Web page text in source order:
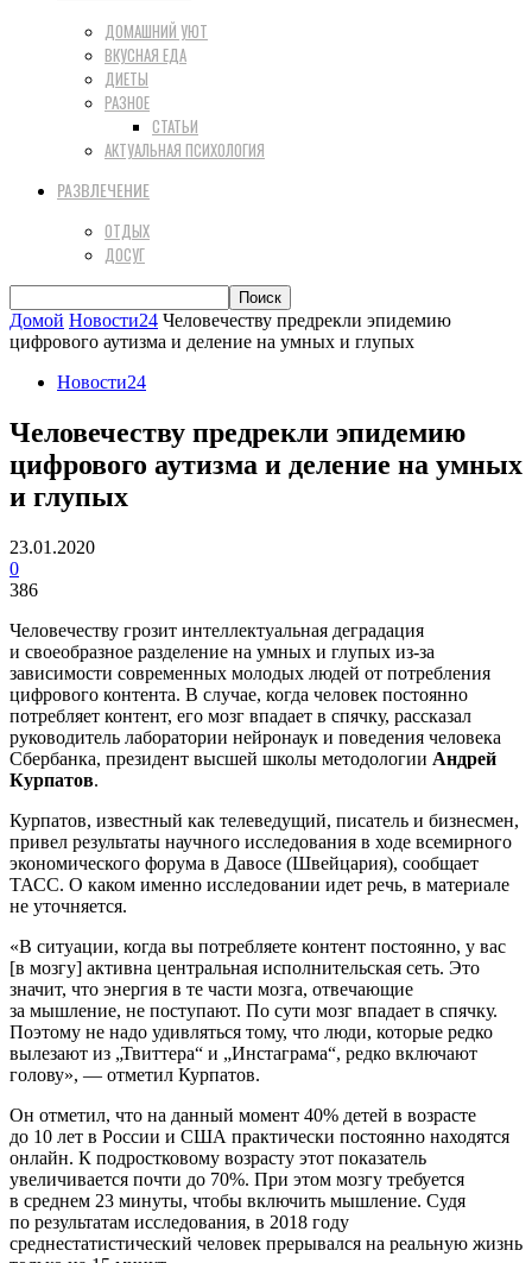
ДОМАШНИЙ УЮТ
ВКУСНАЯ ЕДА
ДИЕТЫ
РАЗНОЕ
СТАТЬИ
АКТУАЛЬНАЯ ПСИХОЛОГИЯ
РАЗВЛЕЧЕНИЕ
ОТДЫХ
ДОСУГ
Домой Новости24 Человечеству предрекли эпидемию
цифрового аутизма и деление на умных и глупых
Новости24
Человечеству предрекли эпидемию
цифрового аутизма и деление на умных
и глупых
23.01.2020
0
386
Человечеству грозит интеллектуальная деградация
и своеобразное разделение на умных и глупых из-за
зависимости современных молодых людей от потребления
цифрового контента. В случае, когда человек постоянно
потребляет контент, его мозг впадает в спячку, рассказал
руководитель лаборатории нейронаук и поведения человека
Сбербанка, президент высшей школы методологии Андрей
Курпатов.
Курпатов, известный как телеведущий, писатель и бизнесмен,
привел результаты научного исследования в ходе всемирного
экономического форума в Давосе (Швейцария), сообщает
ТАСС. О каком именно исследовании идет речь, в материале
не уточняется.
«В ситуации, когда вы потребляете контент постоянно, у вас
[в мозгу] активна центральная исполнительская сеть. Это
значит, что энергия в те части мозга, отвечающие
за мышление, не поступают. По сути мозг впадает в спячку.
Поэтому не надо удивляться тому, что люди, которые редко
вылезают из „Твиттера“ и „Инстаграма“, редко включают
голову», — отметил Курпатов.
Он отметил, что на данный момент 40% детей в возрасте
до 10 лет в России и США практически постоянно находятся
онлайн. К подростковому возрасту этот показатель
увеличивается почти до 70%. При этом мозгу требуется
в среднем 23 минуты, чтобы включить мышление. Судя
по результатам исследования, в 2018 году
среднестатистический человек прерывался на реальную жизнь